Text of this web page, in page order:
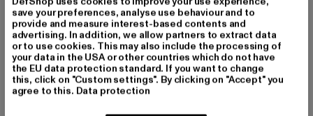
Schnitt: Normal
Marke: Brandit
Kat.: Übergangsjacken
Farbe: olive
Hersteller Farbe: olive
Materialzusammensetzung: 80% Elastodien, 20%
save your preferences, analyse use behaviour and to
provide and measure interest-based contents and
advertising. In addition, we allow partners to extract data
or to use cookies. This may also include the processing of
your data in the USA or other countries which do not have
the EU data protection standard. If you want to change
this, click on "Custom settings". By clicking on "Accept" you
agree to this. Data protection